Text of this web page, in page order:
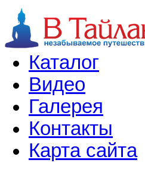
Каталог
Видео
Галерея
Контакты
Карта сайта